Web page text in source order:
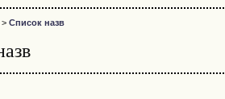
>Список назв